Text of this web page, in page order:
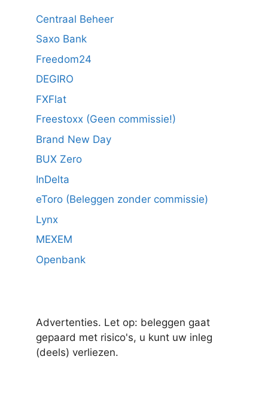
Centraal Beheer
Saxo Bank
Freedom24
DEGIRO
FXFlat
Freestoxx (Geen commissie!)
Brand New Day
BUX Zero
InDelta
eToro (Beleggen zonder commissie)
Lynx
MEXEM
Openbank
Advertenties. Let op: beleggen gaat
gepaard met risico's, u kunt uw inleg
(deels) verliezen.